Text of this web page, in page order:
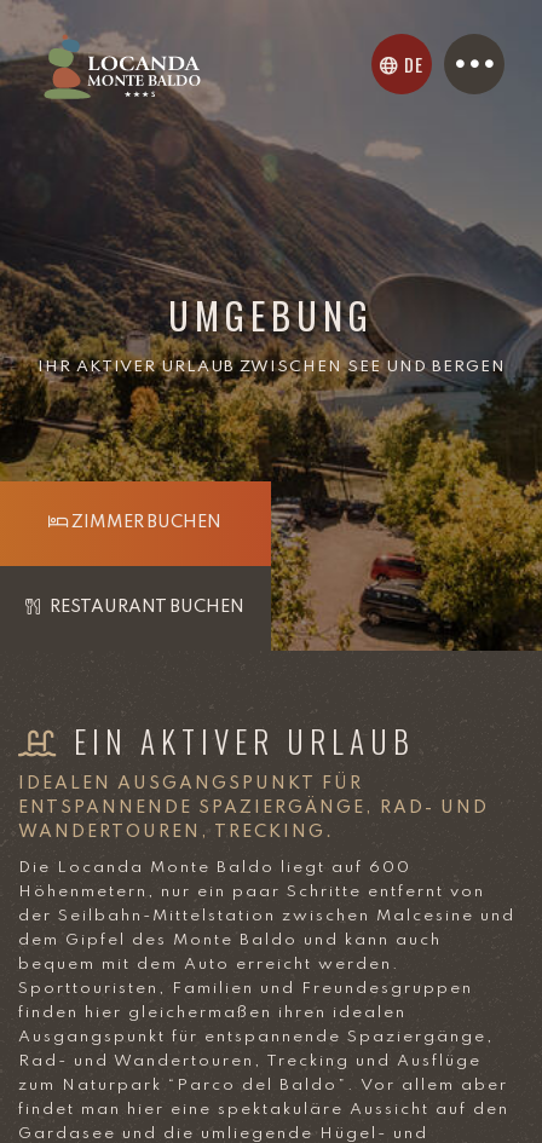
DE
UMGEBUNG
IHR AKTIVER URLAUB ZWISCHEN SEE UND BERGEN
ZIMMER BUCHEN
RESTAURANT BUCHEN
EIN AKTIVER URLAUB
IDEALEN AUSGANGSPUNKT FÜR
ENTSPANNENDE SPAZIERGÄNGE, RAD- UND
WANDERTOUREN, TRECKING.
Die Locanda Monte Baldo liegt auf 600
Höhenmetern, nur ein paar Schritte entfernt von
der Seilbahn-Mittelstation zwischen Malcesine und
dem Gipfel des Monte Baldo und kann auch
bequem mit dem Auto erreicht werden.
Sporttouristen, Familien und Freundesgruppen
finden hier gleichermaßen ihren idealen
Ausgangspunkt für entspannende Spaziergänge,
Rad- und Wandertouren, Trecking und Ausflüge
zum Naturpark “Parco del Baldo”. Vor allem aber
findet man hier eine spektakuläre Aussicht auf den
Gardasee und die umliegende Hügel- und